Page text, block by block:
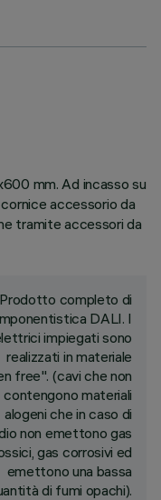
mm. Ad incasso su
accessorio da
tramite accessori da
Prodotto completo di
DALI. I
impiegati sono
realizzati in materiale
free". (cavi che non
contengono materiali
alogeni che in caso di
non emettono gas
gas corrosivi ed
emettono una bassa
di fumi opachi).